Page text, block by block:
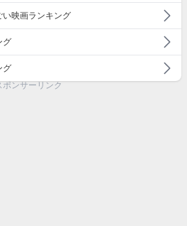
い映画ランキング
グ
グ
ポンサーリンク